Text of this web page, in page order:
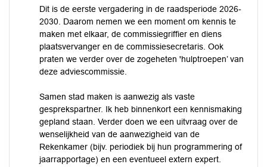
Dit is de eerste vergadering in de raadsperiode 2026-
2030. Daarom nemen we een moment om kennis te
maken met elkaar, de commissiegriffier en diens
plaatsvervanger en de commissiesecretaris. Ook
praten we verder over de zogeheten 'hulptroepen’ van
deze adviescommissie.
Samen stad maken is aanwezig als vaste
gesprekspartner. Ik heb binnenkort een kennismaking
gepland staan. Verder doen we een uitvraag over de
wenselijkheid van de aanwezigheid van de
Rekenkamer (bijv. periodiek bij hun programmering of
jaarrapportage) en een eventueel extern expert.